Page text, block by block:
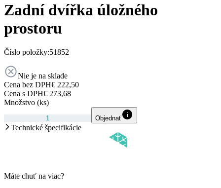
Zadní dvířka úložného
prostoru
Číslo položky:51852
Nie je na sklade
Cena bez DPH€ 222,50
Cena s DPH€ 273,68
Množstvo (ks)
Objednať
Technické špecifikácie
Máte chuť na viac?